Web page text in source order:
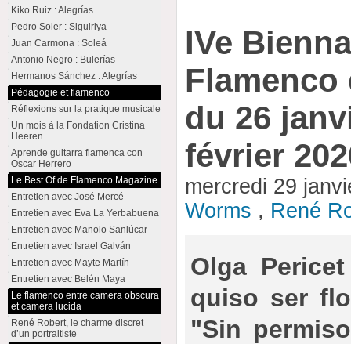
IVe
du 26
février
mercredi 29
Worms , René
Olga
quiso ser
"Sin
Kiko Ruiz : Alegrías
Pedro Soler : Siguiriya
Juan Carmona : Soleá
Antonio Negro : Bulerías
Hermanos Sánchez : Alegrías
Pédagogie et flamenco
Réflexions sur la pratique musicale
Un mois à la Fondation Cristina
Heeren
Aprende guitarra flamenca con
Oscar Herrero
Le Best Of de Flamenco Magazine
Entretien avec José Mercé
Entretien avec Eva La Yerbabuena
Entretien avec Manolo Sanlúcar
Entretien avec Israel Galván
Entretien avec Mayte Martín
Entretien avec Belén Maya
Le flamenco entre camera obscura
et camera lucida
René Robert, le charme discret
d’un portraitiste